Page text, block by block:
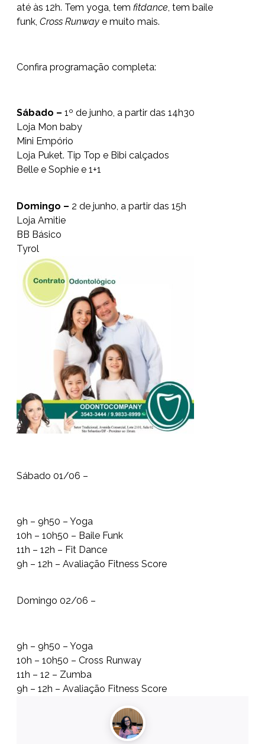
até às 12h. Tem yoga, tem fitdance, tem baile
funk, Cross Runway e muito mais.
Confira programação completa:
Sábado – 1º de junho, a partir das 14h30
Loja Mon baby
Mini Empório
Loja Puket. Tip Top e Bibi calçados
Belle e Sophie e 1+1
Domingo – 2 de junho, a partir das 15h
Loja Amitie
BB Básico
Tyrol
Sábado 01/06 –
9h – 9h50 – Yoga
10h – 10h50 – Baile Funk
11h – 12h – Fit Dance
9h – 12h – Avaliação Fitness Score
Domingo 02/06 –
9h – 9h50 – Yoga
10h – 10h50 – Cross Runway
11h – 12 – Zumba
9h – 12h – Avaliação Fitness Score